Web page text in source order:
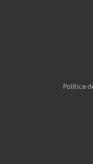
Política